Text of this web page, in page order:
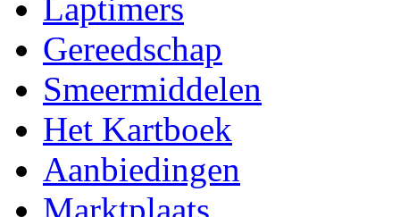
Laptimers
Gereedschap
Smeermiddelen
Het Kartboek
Aanbiedingen
Marktplaats